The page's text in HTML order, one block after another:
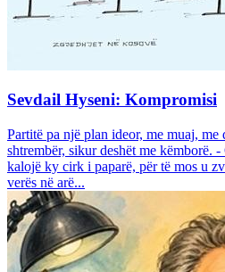
Sevdail Hyseni: Kompromisi
Partitë pa një plan ideor, me muaj, me
shtrembër, sikur deshët me këmborë.
kalojë ky cirk i paparë, për të mos u
verës në arë...